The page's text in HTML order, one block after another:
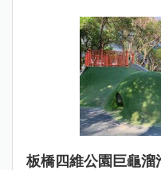
板橋四維公園巨龜